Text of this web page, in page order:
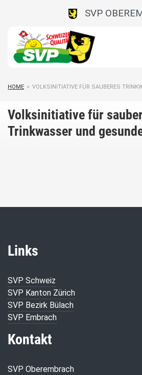
SVP
HOME > VOLKSINITIATIVE FÜR SAUBERES
Volksinitiative für
Trinkwasser und
Links
SVP Schweiz
SVP Kanton Zürich
SVP Bezirk Bülach
SVP Embrach
Kontakt
SVP Oberembrach